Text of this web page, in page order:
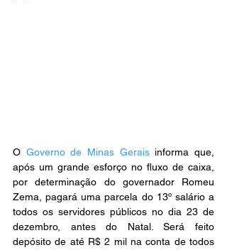
O Governo de Minas Gerais informa que,
após um grande esforço no fluxo de caixa,
por determinação do governador Romeu
Zema, pagará uma parcela do 13º salário a
todos os servidores públicos no dia 23 de
dezembro, antes do Natal. Será feito
depósito de até R$ 2 mil na conta de todos